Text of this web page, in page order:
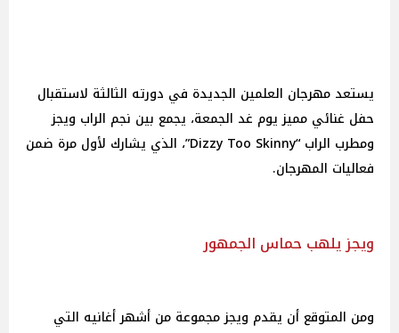
يستعد مهرجان العلمين الجديدة في دورته الثالثة لاستقبال
حفل غنائي مميز يوم غد الجمعة، يجمع بين نجم الراب ويجز
ومطرب الراب “Dizzy Too Skinny”، الذي يشارك لأول مرة ضمن
فعاليات المهرجان.
ويجز يلهب حماس الجمهور
ومن المتوقع أن يقدم ويجز مجموعة من أشهر أغانيه التي